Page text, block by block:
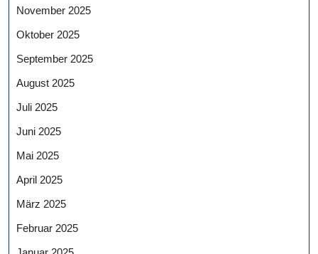
November 2025
Oktober 2025
September 2025
August 2025
Juli 2025
Juni 2025
Mai 2025
April 2025
März 2025
Februar 2025